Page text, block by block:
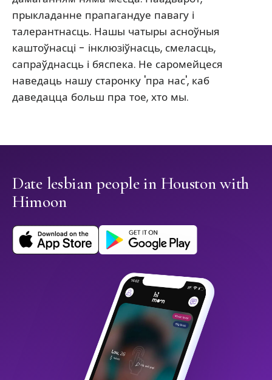
прыкладанне прапагандуе павагу і
талерантнасць. Нашы чатыры асноўныя
каштоўнасці - інклюзіўнасць, смеласць,
сапраўднасць і бяспека. Не саромейцеся
наведаць нашу старонку 'пра нас', каб
даведацца больш пра тое, хто мы.
Date lesbian people in Houston with
Himoon